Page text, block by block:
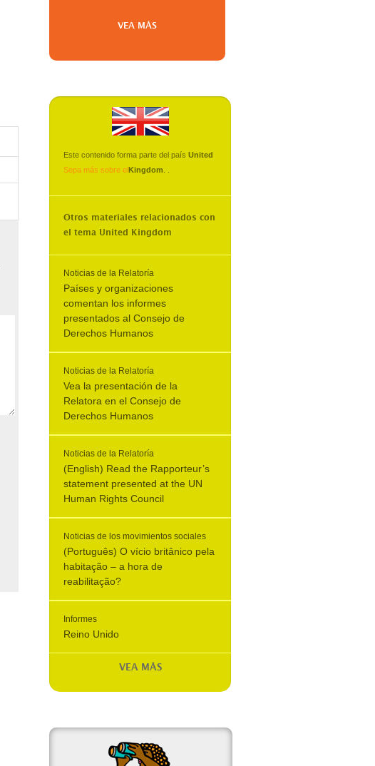
VEA MÁS
Este contenido forma parte del país United
Kingdom
Sepa más sobre el
Otros materiales relacionados con
el tema United Kingdom
Noticias de la Relatoría
Países y organizaciones
comentan los informes
presentados al Consejo de
Derechos Humanos
Noticias de la Relatoría
Vea la presentación de la
Relatora en el Consejo de
Derechos Humanos
Noticias de la Relatoría
(English) Read the Rapporteur’s
statement presented at the UN
Human Rights Council
Noticias de los movimientos sociales
(Português) O vício britânico pela
habitação – a hora de
reabilitação?
Informes
Reino Unido
VEA MÁS